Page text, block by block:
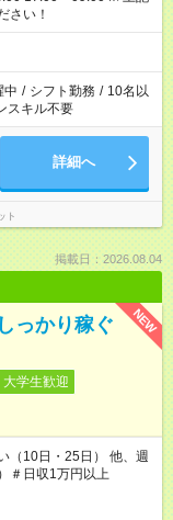
さい！
中 / シフト勤務 / 10名以
スキル不要
詳細へ
ト
掲載日：2026.08.04
NEW
っかり稼ぐ
大学生歓迎
（10日・25日） 他、週
＃日収1万円以上